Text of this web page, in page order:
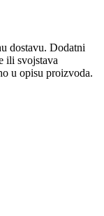
​​dostavu. Dodatni
ili svojstava
u opisu proizvoda.